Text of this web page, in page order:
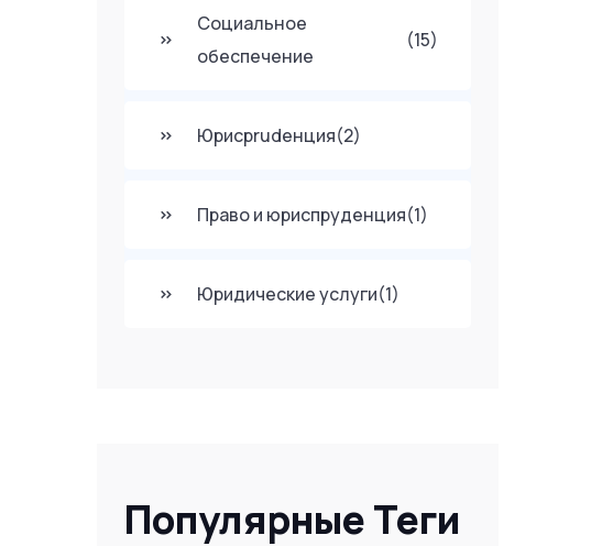
Социальное
обеспечение
(15)
Юрисprudенция(2)
Право и юриспруденция(1)
Юридические услуги(1)
Популярные Теги